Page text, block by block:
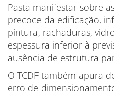
Pasta manifestar sobre
precoce da edificação,
pintura, rachaduras,
espessura inferior à
ausência de estrutura
O TCDF também apura
erro de